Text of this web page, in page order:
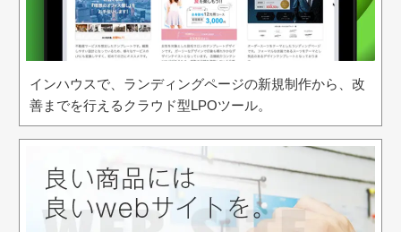
インハウスで、ランディングページの新規制作から、改
善までを行えるクラウド型LPOツール。